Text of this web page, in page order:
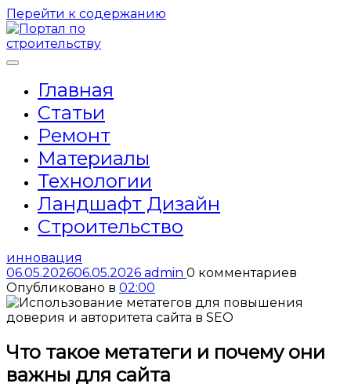
Перейти к содержанию
Главная
Статьи
Ремонт
Материалы
Технологии
Ландшафт Дизайн
Строительство
инновация
06.05.202606.05.2026 admin 0 комментариев
Опубликовано в 02:00
Что такое метатеги и почему они
важны для сайта